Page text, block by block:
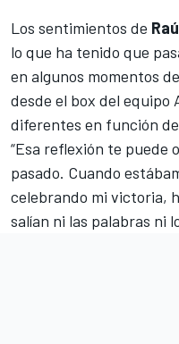
Los sentimientos de
lo que ha tenido que
en algunos momentos
desde el box del equipo
diferentes en función
“Esa reflexión te puede
pasado. Cuando
celebrando mi victoria,
salían ni las palabras ni